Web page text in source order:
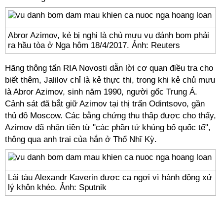
Abror Azimov, kẻ bị nghi là chủ mưu vụ đánh bom phải
ra hầu tòa ở Nga hôm 18/4/2017. Ảnh: Reuters
Hãng thông tấn RIA Novosti dẫn lời cơ quan điều tra cho
biết thêm, Jalilov chỉ là kẻ thực thi, trong khi kẻ chủ mưu
là Abror Azimov, sinh năm 1990, người gốc Trung Á.
Cảnh sát đã bắt giữ Azimov tại thị trấn Odintsovo, gần
thủ đô Moscow. Các bằng chứng thu thập được cho thấy,
Azimov đã nhận tiền từ "các phần tử khủng bố quốc tế",
thông qua anh trai của hắn ở Thổ Nhĩ Kỳ.
Lái tàu Alexandr Kaverin được ca ngợi vì hành động xử
lý khôn khéo. Ảnh: Sputnik